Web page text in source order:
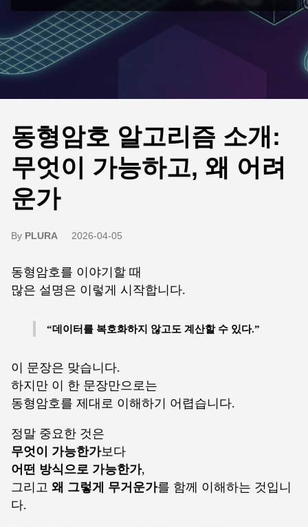
동형암호 알고리즘 소개:
무엇이 가능하고, 왜 어려
운가
By PLURA 2026-04-05
동형암호를 이야기할 때
많은 설명은 이렇게 시작합니다.
“데이터를 복호화하지 않고도 계산할 수 있다.”
이 문장은 맞습니다.
하지만 이 한 문장만으로는
동형암호를 제대로 이해하기 어렵습니다.
정말 중요한 것은
무엇이 가능한가보다
어떤 방식으로 가능한가,
그리고 왜 그렇게 무거운가를 함께 이해하는 것입니
다.